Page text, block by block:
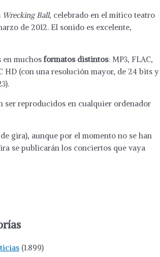
Wrecking Ball, celebrado en el mítico teatro
de 2012. El sonido es excelente,
en muchos formatos distintos: MP3, FLAC,
HD (con una resolución mayor, de 24 bits y
ser reproducidos en cualquier ordenador
gira), aunque por el momento no se han
se publicarán los conciertos que vaya
(1.899)